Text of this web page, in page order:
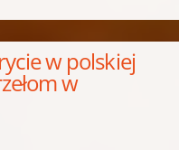
w polskiej
w